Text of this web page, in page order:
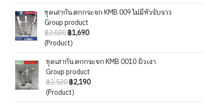
ชุดเสากันตกกระจก KMB 009 ไม่มีหัวรับราว
Group product
฿2,020฿1,690
(Product)
ชุดเสากันตกกระจก KMB 0010 ผิวเงา
Group product
฿2,520฿2,190
(Product)